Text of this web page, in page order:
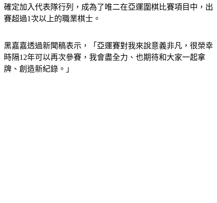
圍棋女神黑嘉嘉在亞運圍棋代表隊總教練周俊勳的邀請下，也
確定加入代表隊行列，成為了唯二在亞運圍棋比賽項目中，出
黑嘉嘉透過新聞稿表示，「亞運賽對我來說意義非凡，很榮幸
時隔12年可以再次參賽，我會盡全力、也期待和大家一起拿